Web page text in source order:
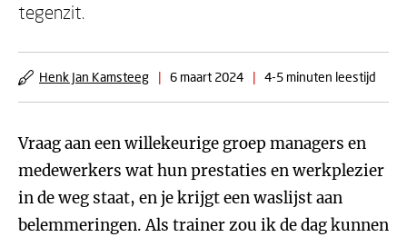
tegenzit.
Henk Jan Kamsteeg | 6 maart 2024 | 4-5 minuten leestijd
Vraag aan een willekeurige groep managers en
medewerkers wat hun prestaties en werkplezier
in de weg staat, en je krijgt een waslijst aan
belemmeringen. Als trainer zou ik de dag kunnen